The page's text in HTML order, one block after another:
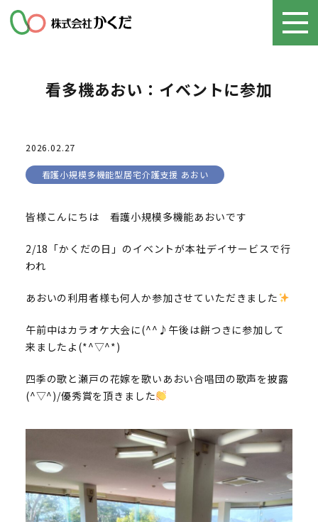
看多機あおい：イベントに参加
2026.02.27
看護小規模多機能型居宅介護支援 あおい
皆様こんにちは 看護小規模多機能あおいです
2/18「かくだの日」のイベントが本社デイサービスで行
われ
あおいの利用者様も何人か参加させていただきました
午前中はカラオケ大会に(^^♪午後は餅つきに参加して
来ましたよ(*^▽^*)
四季の歌と瀬戸の花嫁を歌いあおい合唱団の歌声を披露
(^▽^)/優秀賞を頂きました